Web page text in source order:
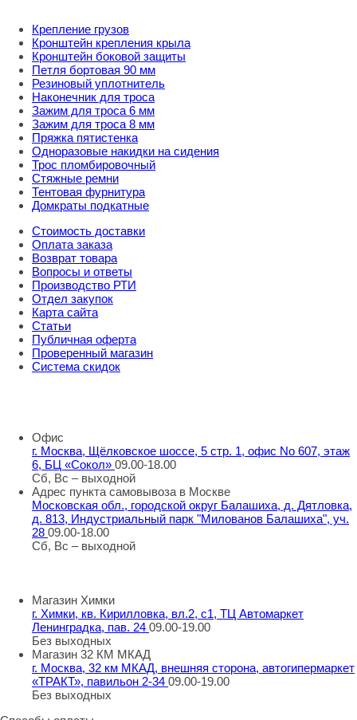
Крепление грузов
Кронштейн крепления крыла
Кронштейн боковой защиты
Петля бортовая 90 мм
Резиновый уплотнитель
Наконечник для троса
Зажим для троса 6 мм
Зажим для троса 8 мм
Пряжка пятистенка
Одноразовые накидки на сидения
Трос пломбировочный
Стяжные ремни
Тентовая фурнитура
Домкраты подкатные
Стоимость доставки
Оплата заказа
Возврат товара
Вопросы и ответы
Производство РТИ
Отдел закупок
Карта сайта
Статьи
Публичная оферта
Проверенный магазин
Система скидок
Офис
г. Москва, Щёлковское шоссе, 5 стр. 1, офис No 607, этаж
6, БЦ «Сокол» 09.00-18.00
Сб, Вс – выходной
Адрес пункта самовывоза в Москве
Московская обл., городской округ Балашиха, д. Дятловка,
д. 813, Индустриальный парк "Милованов Балашиха", уч.
28 09.00-18.00
Сб, Вс – выходной
Магазин Химки
г. Химки, кв. Кирилловка, вл.2, с1, ТЦ Автомаркет
Ленинградка, пав. 24 09.00-19.00
Без выходных
Магазин 32 КМ МКАД
г. Москва, 32 км МКАД, внешняя сторона, автогипермаркет
«ТРАКТ», павильон 2-34 09.00-19.00
Без выходных